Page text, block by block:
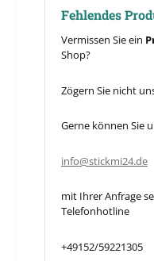
Fehlendes
Vermissen Sie ein
Shop?
Zögern Sie nicht
Gerne können Sie
info@stickmi24.de
mit Ihrer Anfrage
Telefonhotline
+49152/59221305